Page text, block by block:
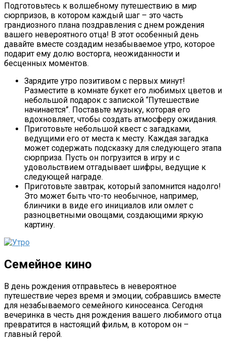
Подготовьтесь к волшебному путешествию в мир
сюрпризов, в котором каждый шаг – это часть
грандиозного плана поздравления с днем рождения
вашего невероятного отца! В этот особенный день
давайте вместе создадим незабываемое утро, которое
подарит ему долю восторга, неожиданности и
бесценных моментов.
Зарядите утро позитивом с первых минут!
Разместите в комнате букет его любимых цветов и
небольшой подарок с запиской “Путешествие
начинается”. Поставьте музыку, которая его
вдохновляет, чтобы создать атмосферу ожидания.
Приготовьте небольшой квест с загадками,
ведущими его от места к месту. Каждая загадка
может содержать подсказку для следующего этапа
сюрприза. Пусть он погрузится в игру и с
удовольствием отгадывает шифры, ведущие к
следующей награде.
Приготовьте завтрак, который запомнится надолго!
Это может быть что-то необычное, например,
блинчики в виде его инициалов или омлет с
разноцветными овощами, создающими яркую
картину.
Семейное кино
В день рождения отправьтесь в невероятное
путешествие через время и эмоции, собравшись вместе
для незабываемого семейного киносеанса. Сегодня
вечеринка в честь дня рождения вашего любимого отца
превратится в настоящий фильм, в котором он –
главный герой.